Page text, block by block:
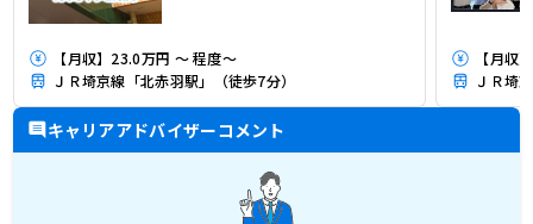
【月収】23.0万円 ～ 程度～
ＪＲ埼京線「北赤羽駅」（徒歩7分）
【月収
ＪＲ埼
キャリアアドバイザーコメント